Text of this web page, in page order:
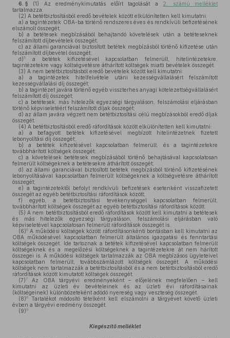
6. § (1) Az eredménykimutatás előírt tagolását a 2. számú melléklet
tartalmazza.
(2) A betétbiztosításból eredő bevételek között elkülönítetten kell kimutatni:
a) a tagintézetek OBA-ba történő rendszeres éves és rendkívüli befizetésének
elszámolt összegét;
b) a betétesek megbízásából behajtandó követelések után a betéteseknek
felszámított díjbevételek összegét;
c) az állami garanciával biztosított betétek megbízásból történő kifizetése után
felszámított díjbevétel összegét;
d)5
a betétek kifizetésével kapcsolatban felmerült, hitelintézetekre,
tagintézetekre vagy költségvetésre áthárított költségek miatti bevételek összegét.
(3) A nem betétbiztosításból eredő bevételek között kell kimutatni:
a) a tagintézetek hitelfelvétele utáni kezességvállalásért felszámított
kezességvállalási díj összegét;
b) a tagintézet javára történő egyéb visszterhes anyagi kötelezettségvállalásért
felszámított díj összegét;
c) a betétesek, más hitelezők egyezségi tárgyaláson, felszámolási eljárásban
történő képviseletéért felszámított díjak összegét;
d) az állam javára végzett nem betétbiztosítási célú megbízásokból eredő díjak
összegét.
(4) A betétbiztosításból eredő ráfordítások között elkülönítetten kell kimutatni:
a) a befagyott betétek kifizetésével megbízott hitelintézetnek fizetett
lebonyolítási díj összegét;
b) a betétek kifizetésével kapcsolatban felmerült, és a tagintézetekre
továbbhárított költségek összegét;
c) a követelések betétesek megbízásából történő behajtásával kapcsolatosan
felmerült költségeknek a betétesekre áthárított összegét;
d) az állami garanciával biztosított betétek megbízásból történő kifizetésének
lebonyolításával kapcsolatban felmerült költségeknek a költségvetésre áthárított
összegét;
e) a tagintézetektől befolyt rendkívüli befizetések esetenként visszafizetett
összegét az egyéb betétbiztosítási ráfordítások között;
f) egyéb, a betétbiztosítási tevékenységgel kapcsolatban felmerült,
továbbhárított költségek összegét az egyéb betétbiztosítási ráfordítások között.
(5) A nem betétbiztosításból eredő ráfordítások között kell kimutatni a betétesek
és más hitelezők egyezségi tárgyaláson, felszámolási eljárásban való
képviseletével kapcsolatosan felmerült ráfordítások összegét is.
(6)6 A működési költségek között ráfordításonkénti bontásban kell kimutatni az
OBA működésével kapcsolatban felmerült általános igazgatási és fenntartási
költségek összegét. Ide tartoznak a betétek kifizetésével kapcsolatban felmerült
költségeknek és a megelőzési költségeknek a tagintézetekre át nem hárított
összegei is. A működési költségek tartalmazzák az OBA megbízásos ügyleteivel
kapcsolatban felmerült, továbbszámlázott költségek összegét. A működési
költségek nem tartalmazzák a betétbiztosításból és a nem betétbiztosításból eredő
ráfordítások között kimutatott költségek összegét.
(7)7
Az OBA tárgyévi eredményeként – előjelének megfelelően – kell
kimutatni az üzleti év bevételeinek és az üzleti évi ráfordításainak
(költségeinek) különbözeteként adódó nyereség vagy veszteség összegét.
(8)8
Tartalékot módosító tételként kell elszámolni a tárgyévet követő üzleti
évben a tárgyévi eredmény összegét.
(9)9
Kiegészítő melléklet